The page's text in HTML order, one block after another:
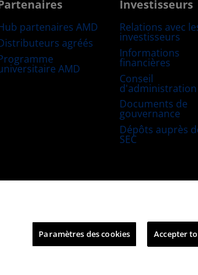
partenaires AMD
agréés
AMD
Investisseurs
Relations avec
investisseurs
Informations
financières
Conseil
d'administration
Documents de
gouvernance
Dépôts auprès
SEC
Paramètres des cookies Accepter